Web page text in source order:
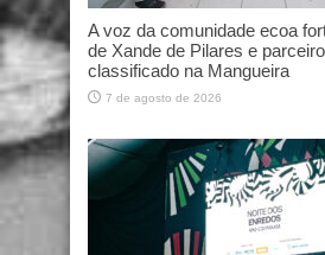
A voz da comunidade ecoa
de Xande de Pilares e
classificado na Mangueira
7 de agosto de 2026